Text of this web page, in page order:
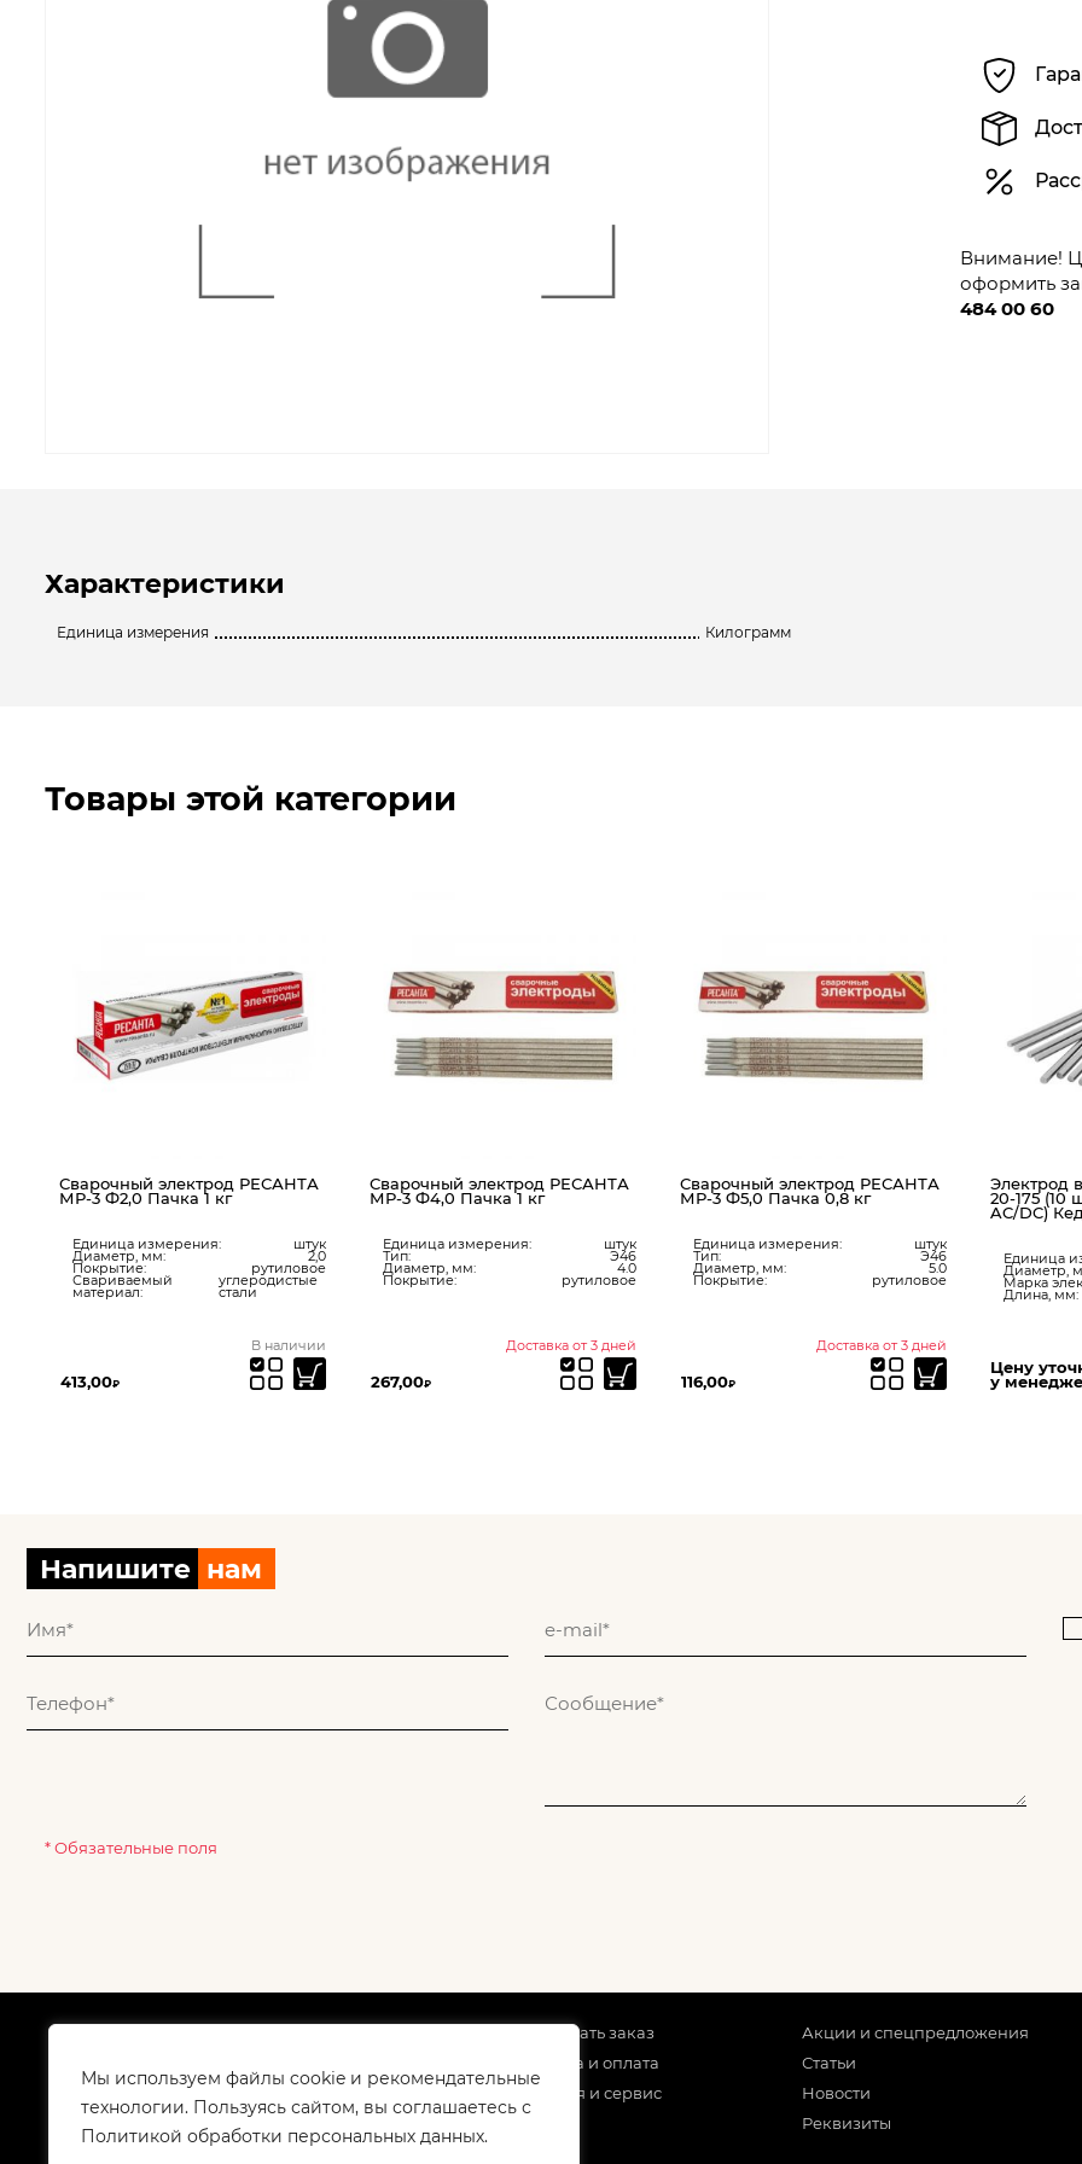
Мы используем файлы cookie и рекомендательные
технологии. Пользуясь сайтом, вы соглашаетесь с
Политикой обработки персональных данных.
Внимание!
оформить
484 00 60
Характеристики
Единица измерения Килограмм
Товары этой категории
Сварочный электрод РЕСАНТА
МР-3 Ф2,0 Пачка 1 кг
Единица измерения: штук
Диаметр, мм: 2,0
Покрытие: рутиловое
Свариваемый
материал:
углеродистые
стали
В наличии
413,00₽
Сварочный электрод РЕСАНТА
МР-3 Ф4,0 Пачка 1 кг
Единица измерения: штук
Тип: Э46
Диаметр, мм: 4.0
Покрытие: рутиловое
Доставка от 3 дней
267,00₽
Сварочный электрод РЕСАНТА
МР-3 Ф5,0 Пачка 0,8 кг
Единица измерения: штук
Тип: Э46
Диаметр, мм: 5.0
Покрытие: рутиловое
Доставка от 3 дней
116,00₽
Электрод
20-175 (10
AC/DC)
Единица
Диаметр,
Марка
Длина, мм:
Цену
у
Напишите нам
* Обязательные поля
Корпоративным клиентам
Контакты
Как сделать заказ
Доставка и оплата
Гарантия и сервис
Акции и спецпредложения
Статьи
Новости
Реквизиты